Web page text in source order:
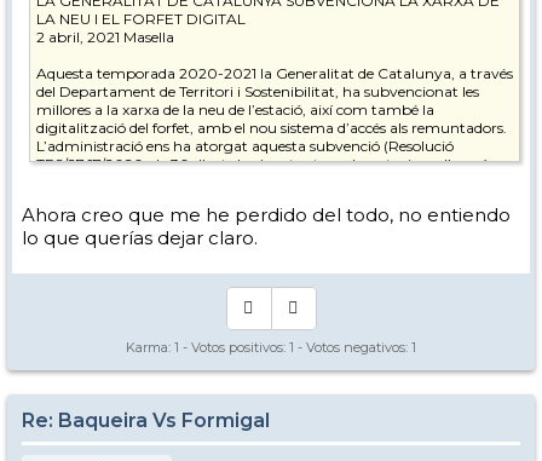
LA NEU I EL FORFET DIGITAL
2 abril, 2021 Masella
Aquesta temporada 2020-2021 la Generalitat de Catalunya, a través
del Departament de Territori i Sostenibilitat, ha subvencionat les
millores a la xarxa de la neu de l’estació, així com també la
digitalització del forfet, amb el nou sistema d’accés als remuntadors.
L’administració ens ha atorgat aquesta subvenció (Resolució
TES/2767/2020, de 30 d’octubre) en tant que les estacions d’esquí
LES MILLORES DE LA XARXA DE LA NEU
Part de la subvenció s’ha destinat a millorar la xarxa de la neu
produïda. En concret, les inversions realitzades ens permeten
optimitzar les finestres de fred per produir més neu en menys temps
i així estalviar energia. A la vegada que són millores que permeten ser
més eficients energèticament amb el sistema de producció de neu,
bàsics de l’estació (Sectors de Pla de Masella, Bosc d’Alp i Coma
Oriola), amb canons d’última generació. I, també, s’han realitzat
millores generals a tot el sistema de la xarxa de neu per tal de
Ahora creo que me he perdido del todo, no entiendo
lo que querías dejar claro.
Karma: 1 - Votos positivos: 1 - Votos negativos: 1
Re: Baqueira Vs Formigal